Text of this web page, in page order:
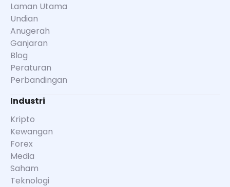
Laman Utama
Undian
Anugerah
Ganjaran
Blog
Peraturan
Perbandingan
Industri
Kripto
Kewangan
Forex
Media
Saham
Teknologi